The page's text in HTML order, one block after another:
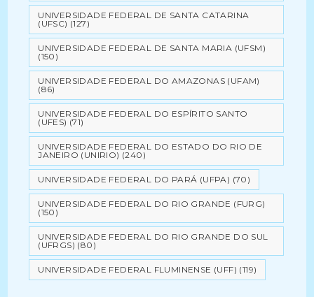
UNIVERSIDADE FEDERAL DE SANTA CATARINA
(UFSC) (127)
UNIVERSIDADE FEDERAL DE SANTA MARIA (UFSM)
(150)
UNIVERSIDADE FEDERAL DO AMAZONAS (UFAM)
(86)
UNIVERSIDADE FEDERAL DO ESPÍRITO SANTO
(UFES) (71)
UNIVERSIDADE FEDERAL DO ESTADO DO RIO DE
JANEIRO (UNIRIO) (240)
UNIVERSIDADE FEDERAL DO PARÁ (UFPA) (70)
UNIVERSIDADE FEDERAL DO RIO GRANDE (FURG)
(150)
UNIVERSIDADE FEDERAL DO RIO GRANDE DO SUL
(UFRGS) (80)
UNIVERSIDADE FEDERAL FLUMINENSE (UFF) (119)